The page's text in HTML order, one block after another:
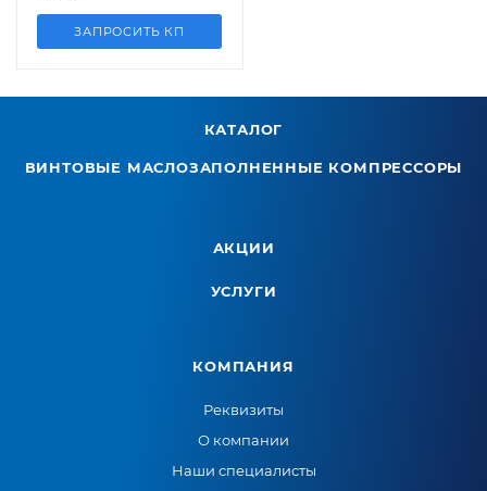
ЗАПРОСИТЬ КП
КАТАЛОГ
ВИНТОВЫЕ МАСЛОЗАПОЛНЕННЫЕ КОМПРЕССОРЫ
АКЦИИ
УСЛУГИ
КОМПАНИЯ
Реквизиты
О компании
Наши специалисты